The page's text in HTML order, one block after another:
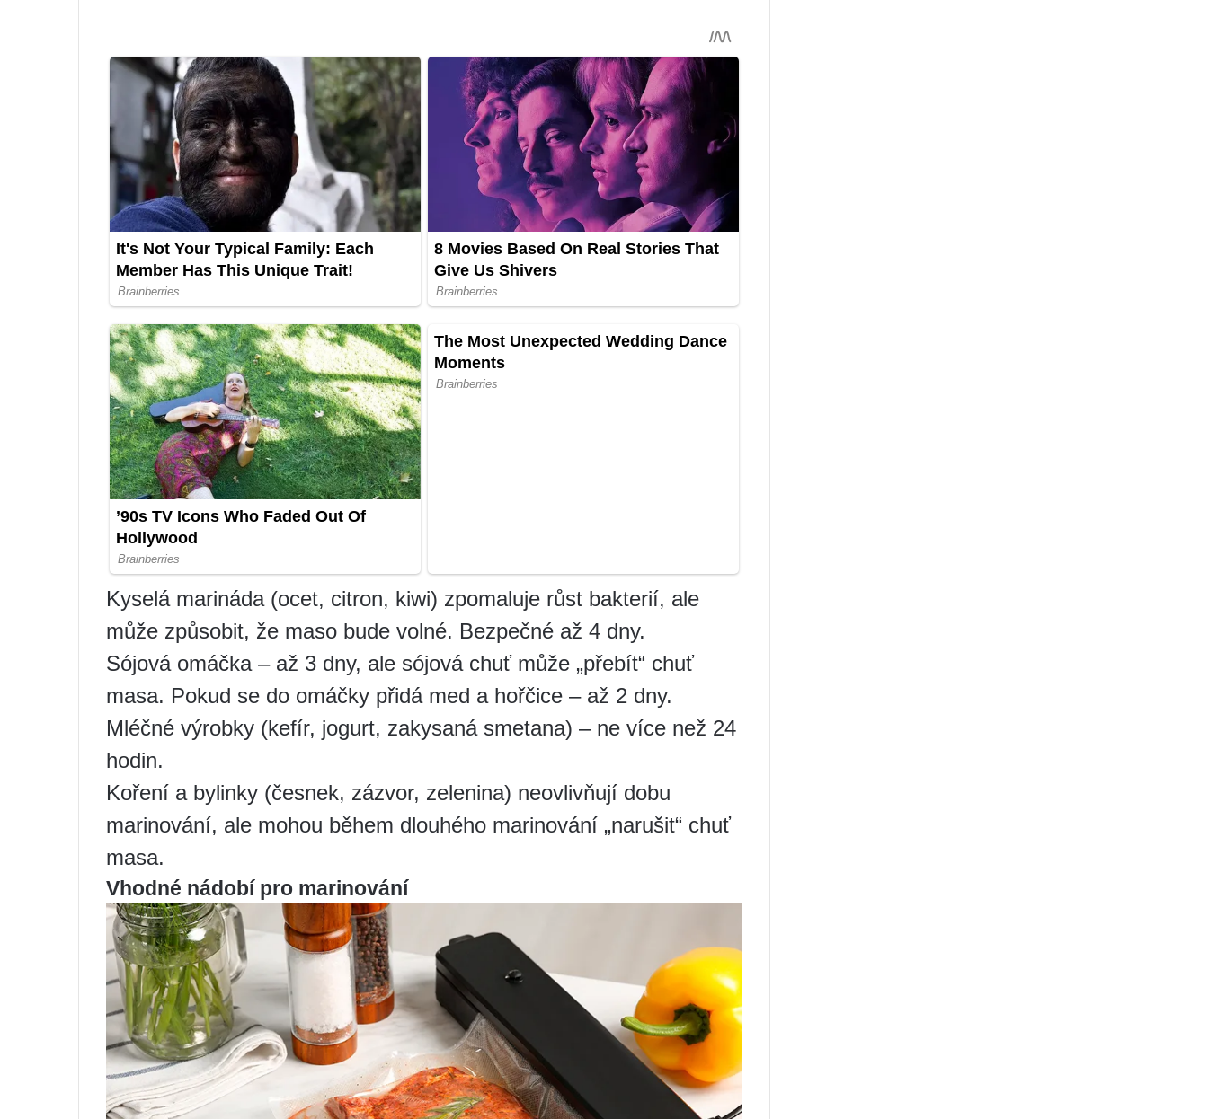
Kyselá marináda (ocet, citron, kiwi) zpomaluje růst bakterií, ale
může způsobit, že maso bude volné. Bezpečné až 4 dny.
Sójová omáčka – až 3 dny, ale sójová chuť může „přebít“ chuť
masa. Pokud se do omáčky přidá med a hořčice – až 2 dny.
Mléčné výrobky (kefír, jogurt, zakysaná smetana) – ne více než 24
hodin.
Koření a bylinky (česnek, zázvor, zelenina) neovlivňují dobu
marinování, ale mohou během dlouhého marinování „narušit“ chuť
masa.
Vhodné nádobí pro marinování